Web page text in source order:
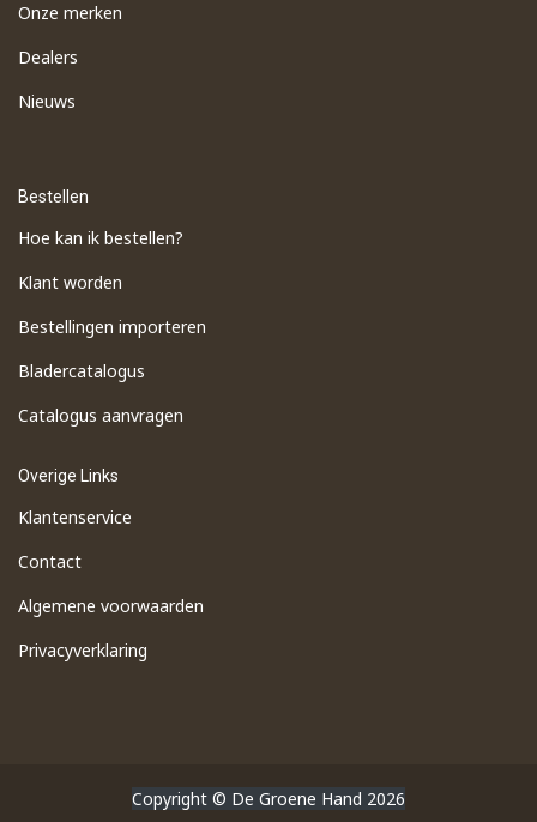
Onze merken
Dealers
Nieuws
Bestellen
Hoe kan ik bestellen?
Klant worden
Bestellingen importeren
​Bladercatalogus
​Catalogus aanvragen
Overige Links
Klantenservice
Contact
Algemene voorwaarden
Privacyverklaring
Copyright © De Groene Hand 2026